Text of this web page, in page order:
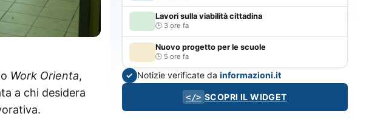
Work Orienta,
a chi desidera
Lavori sulla viabilità cittadina
3 ore fa
Nuovo progetto per le scuole
5 ore fa
✓ Notizie verificate da informazioni.it
</> SCOPRI IL WIDGET